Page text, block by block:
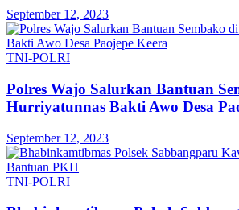
September 12, 2023
TNI-POLRI
Polres Wajo Salurkan Bantuan
Hurriyatunnas Bakti Awo Desa
September 12, 2023
TNI-POLRI